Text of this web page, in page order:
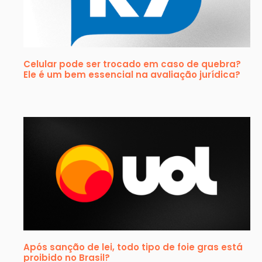
Celular pode ser trocado em caso de quebra?
Ele é um bem essencial na avaliação jurídica?
Após sanção de lei, todo tipo de foie gras está
proibido no Brasil?